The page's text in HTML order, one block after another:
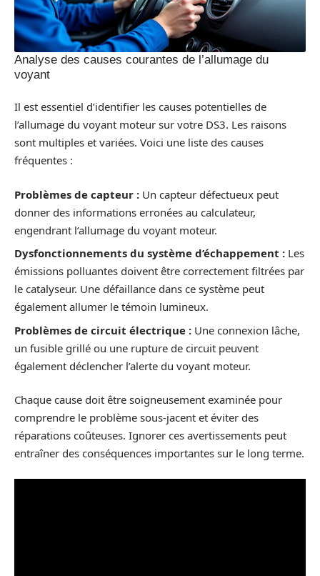
Analyse des causes courantes de l’allumage du
voyant
Il est essentiel d’identifier les causes potentielles de
l’allumage du voyant moteur sur votre DS3. Les raisons
sont multiples et variées. Voici une liste des causes
fréquentes :
Problèmes de capteur : Un capteur défectueux peut
donner des informations erronées au calculateur,
engendrant l’allumage du voyant moteur.
Dysfonctionnements du système d’échappement : Les
émissions polluantes doivent être correctement filtrées par
le catalyseur. Une défaillance dans ce système peut
également allumer le témoin lumineux.
Problèmes de circuit électrique : Une connexion lâche,
un fusible grillé ou une rupture de circuit peuvent
également déclencher l’alerte du voyant moteur.
Chaque cause doit être soigneusement examinée pour
comprendre le problème sous-jacent et éviter des
réparations coûteuses. Ignorer ces avertissements peut
entraîner des conséquences importantes sur le long terme.